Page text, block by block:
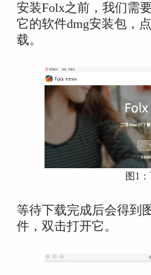
安装Folx之前，我们需
它的软件dmg安装包，
载。
图1
等待下载完成后会得到
件，双击打开它。